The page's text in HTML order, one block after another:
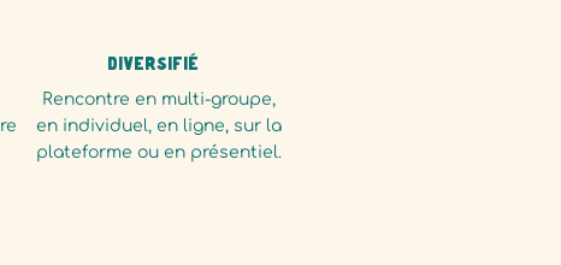
Diversifié
Rencontre en multi-groupe,
en individuel, en ligne, sur la
plateforme ou en présentiel.